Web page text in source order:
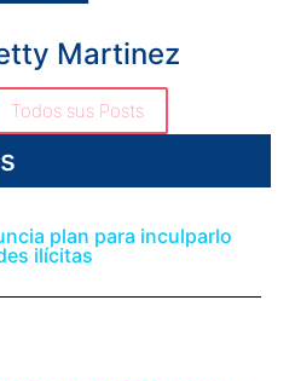
Martinez
Todos sus Posts
plan para inculparlo
ilícitas